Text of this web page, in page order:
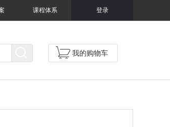
课程体系 登录
我的购物车